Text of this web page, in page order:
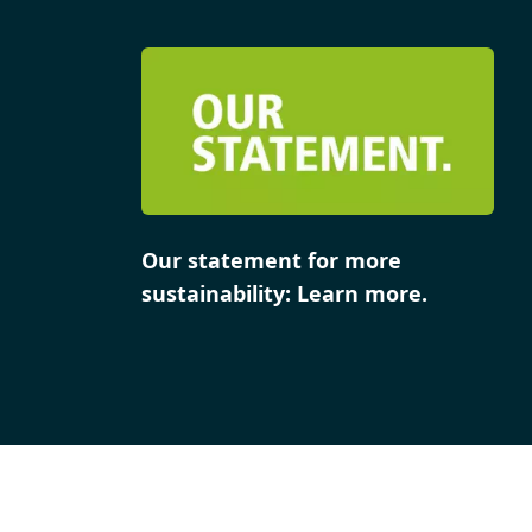
Our statement for more
sustainability: Learn more.